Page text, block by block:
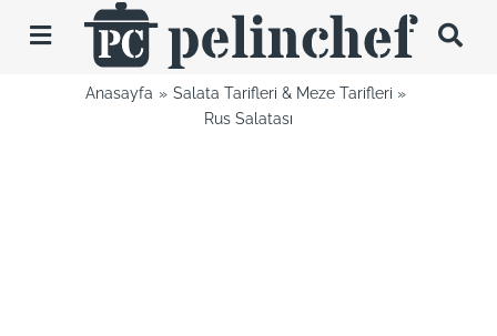
Toggle
Navigation
TariflerAnasayfa
Salata Tarifleri & Meze Tarifleri
Rus Salatası